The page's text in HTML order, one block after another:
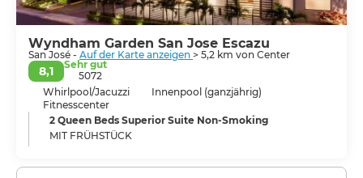
Wyndham Garden San Jose Escazu
San José - Auf der Karte anzeigen > 5,2 km von Center
8,1
Sehr gut
5072
Whirlpool/Jacuzzi
Innenpool (ganzjährig)
Fitnesscenter
2 Queen Beds Superior Suite Non-Smoking
MIT FRÜHSTÜCK